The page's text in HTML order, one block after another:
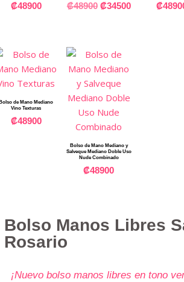
₡48900 ₡48900 ₡34500 ₡
de Mano Mediano
Vino Texturas
₡48900
Bolso de Mano Mediano y
Salveque Mediano Doble Uso
Nude Combinado
₡48900
Bolso Manos Libres
Rosario
¡Nuevo bolso manos libres en tono